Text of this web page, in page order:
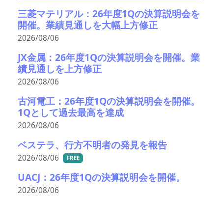
三菱マテリアル：26年度1Qの決算説明会を
開催。業績見通しを大幅上方修正
2026/08/06
JX金属：26年度1Qの決算説明会を開催。業
績見通しを上方修正
2026/08/06
古河電工：26年度1Qの決算説明会を開催。
1Qとして過去最高を達成
2026/08/06
ベステラ、行方不明者の発見を報告
2026/08/06 FREE
UACJ：26年度1Qの決算説明会を開催。
2026/08/06